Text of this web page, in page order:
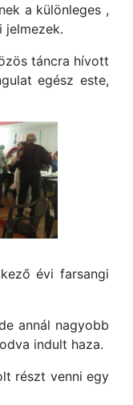
a különleges ,
jelmezek.
táncra hívott
egész este,
évi farsangi
annál nagyobb
indult haza.
részt venni egy